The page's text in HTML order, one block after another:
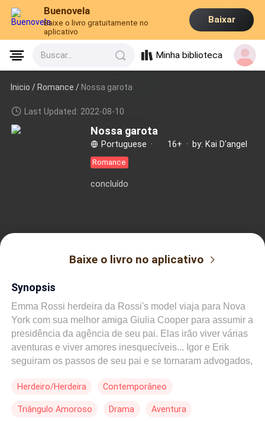
Buenovela
Baixe o livro gratuitamente no
aplicativo
Baixar
Buscar... Minha biblioteca
Inicio /Romance / Nossa garota
Last Updated: 2022-08-10
Nossa garota
Portuguese · 16+ · by: Kai D'angel
Romance
concluído
Baixe o livro no aplicativo
Synopsis
Emma Rossi herdeira da Rossi's model viaja para Nova
York com sua melhor amiga Giulia Cooper para assumir a
presidência da agência de seu pai. Elas irão viver várias
aventuras e viver amores inesquecíveis... Igor e Erik
seguiram os passos de seu pai e se tornaram advogados,
uma beleza incrível os mesmos fazem alguns trabalhos
encontrem. Será que ficar com os dois é errado? Venha
Herdeiro/Herdeira Contemporâneo
Triângulo Amoroso Drama Aventura